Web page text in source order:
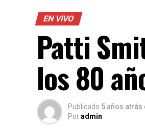
EN VIVO
Patti
los 80
Publicado 5 años atrás
Poradmin